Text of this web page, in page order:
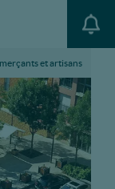
et artisans